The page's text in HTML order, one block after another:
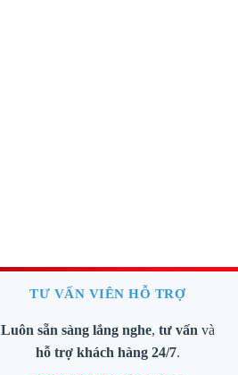
TƯ VẤN VIÊN HỖ TRỢ
Luôn sẵn sàng lắng nghe, tư vấn và
hỗ trợ khách hàng 24/7.